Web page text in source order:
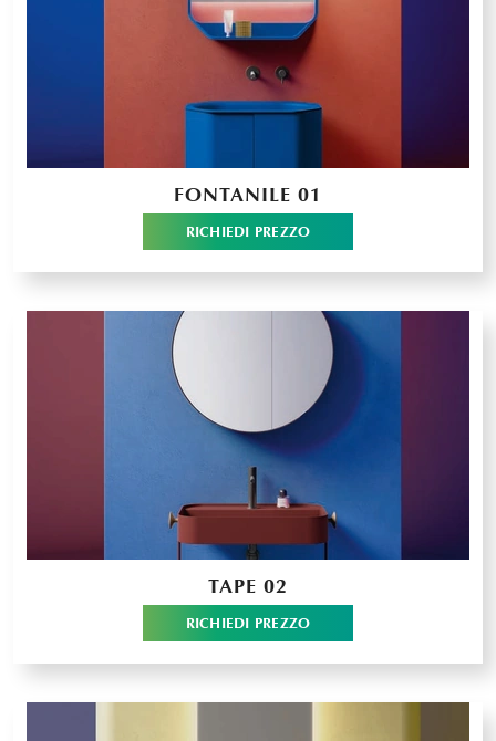
FONTANILE 01
RICHIEDI PREZZO
TAPE 02
RICHIEDI PREZZO